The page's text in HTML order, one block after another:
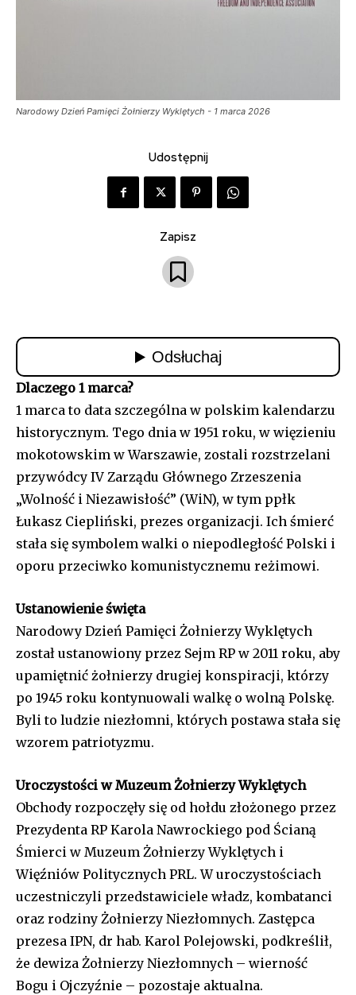
Narodowy Dzień Pamięci Żołnierzy Wyklętych - 1 marca 2026
Udostępnij
Zapisz
Dlaczego 1 marca?
1 marca to data szczególna w polskim kalendarzu
historycznym. Tego dnia w 1951 roku, w więzieniu
mokotowskim w Warszawie, zostali rozstrzelani
przywódcy IV Zarządu Głównego Zrzeszenia
„Wolność i Niezawisłość” (WiN), w tym ppłk
Łukasz Ciepliński, prezes organizacji. Ich śmierć
stała się symbolem walki o niepodległość Polski i
oporu przeciwko komunistycznemu reżimowi.
Ustanowienie święta
Narodowy Dzień Pamięci Żołnierzy Wyklętych
został ustanowiony przez Sejm RP w 2011 roku, aby
upamiętnić żołnierzy drugiej konspiracji, którzy
po 1945 roku kontynuowali walkę o wolną Polskę.
Byli to ludzie niezłomni, których postawa stała się
wzorem patriotyzmu.
Uroczystości w Muzeum Żołnierzy Wyklętych
Obchody rozpoczęły się od hołdu złożonego przez
Prezydenta RP Karola Nawrockiego pod Ścianą
Śmierci w Muzeum Żołnierzy Wyklętych i
Więźniów Politycznych PRL. W uroczystościach
uczestniczyli przedstawiciele władz, kombatanci
oraz rodziny Żołnierzy Niezłomnych. Zastępca
prezesa IPN, dr hab. Karol Polejowski, podkreślił,
że dewiza Żołnierzy Niezłomnych – wierność
Bogu i Ojczyźnie – pozostaje aktualna.